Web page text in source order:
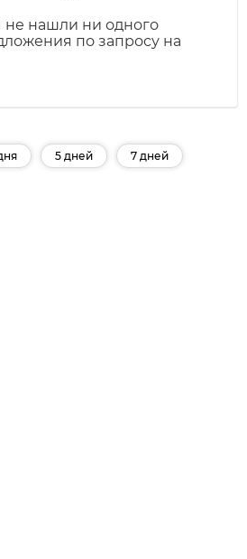
нашли ни одного
по запросу на
5 дней 7 дней